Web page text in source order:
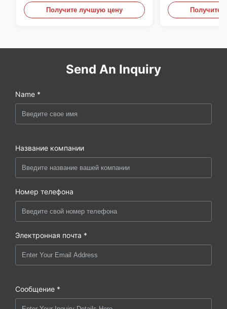
Получите лучшую цену
углеродистой
Получите
Send An Inquiry
Name *
Название компании
Номер телефона
Электронная почта *
Сообщение *